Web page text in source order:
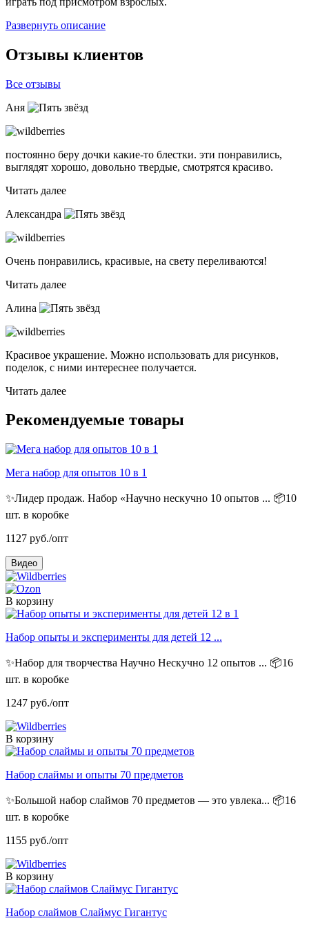
Развернуть описание
Отзывы клиентов
Все отзывы
Аня
постоянно беру дочки какие-то блестки. эти понравились,
выглядят хорошо, довольно твердые, смотрятся красиво.
Читать далее
Александра
Очень понравились, красивые, на свету переливаются!
Читать далее
Алина
Красивое украшение. Можно использовать для рисунков,
поделок, с ними интереснее получается.
Читать далее
Рекомендуемые товары
Мега набор для опытов 10 в 1
✨Лидер продаж. Набор «Научно нескучно 10 опытов ... 📦10
шт. в коробке
1127 руб./опт
Видео
В корзину
Набор опыты и эксперименты для детей 12 ...
✨Набор для творчества Научно Нескучно 12 опытов ... 📦16
шт. в коробке
1247 руб./опт
В корзину
Набор слаймы и опыты 70 предметов
✨Большой набор слаймов 70 предметов — это увлека... 📦16
шт. в коробке
1155 руб./опт
В корзину
Набор слаймов Слаймус Гигантус